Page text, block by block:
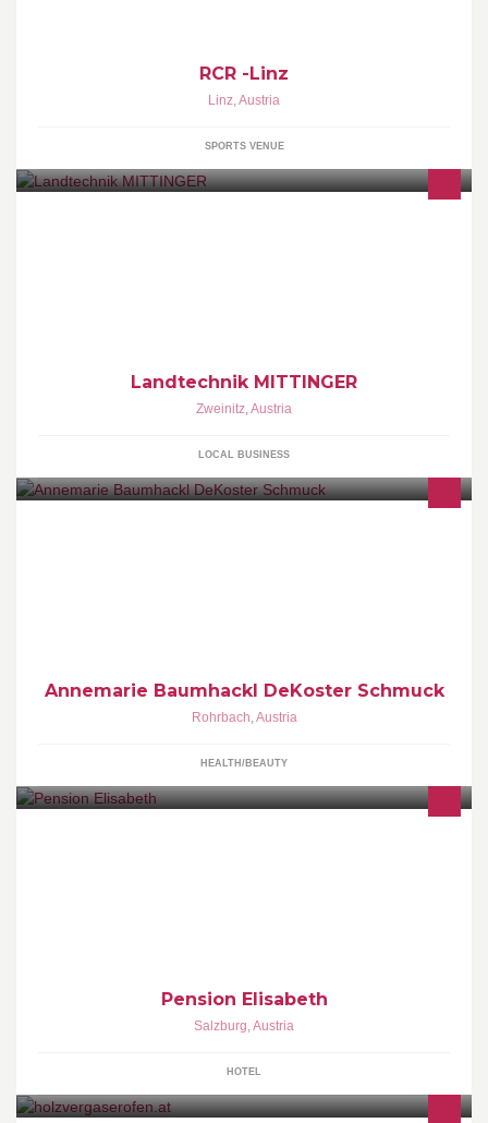
RCR -Linz
Linz,Austria
SPORTS VENUE
Landtechnik MITTINGER
Zweinitz,Austria
LOCAL BUSINESS
Annemarie Baumhackl DeKoster Schmuck
Rohrbach,Austria
HEALTH/BEAUTY
Pension Elisabeth
Salzburg,Austria
HOTEL